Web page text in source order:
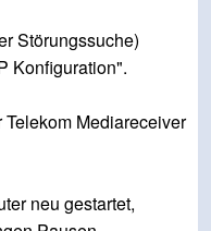
Störungssuche)
Konfiguration".
Mediareceiver
neu gestartet,